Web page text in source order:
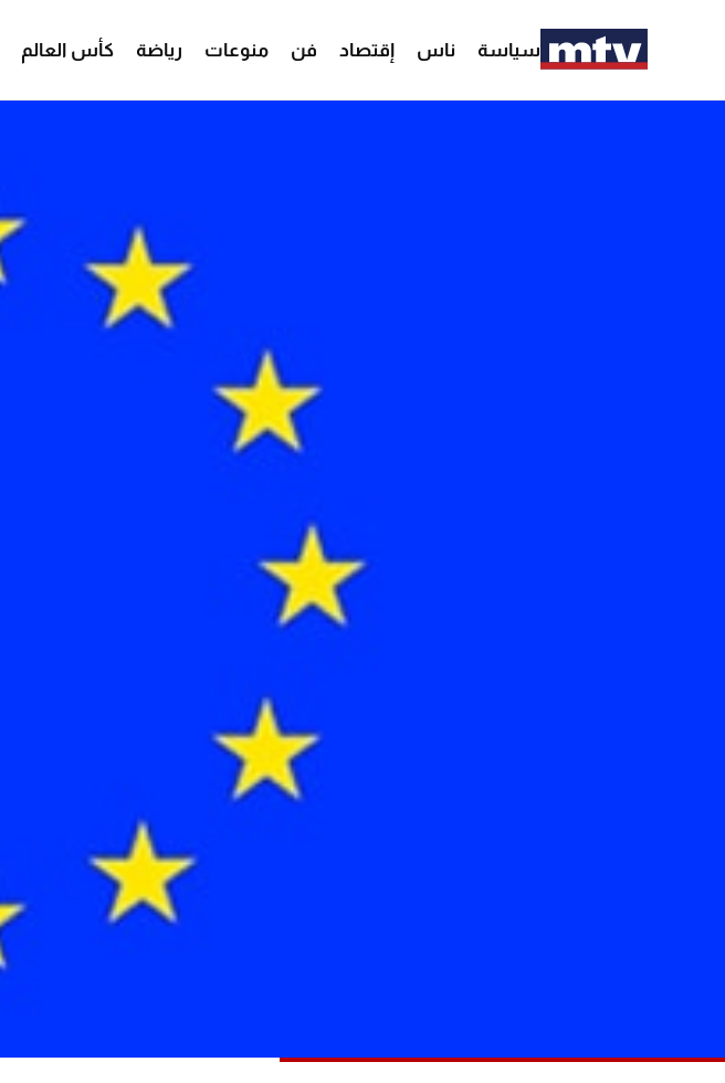
سياسة ناس إقتصاد فن منوعات رياضة كأس العالم